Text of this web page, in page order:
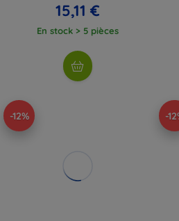
15,11 €
En stock > 5 pièces
-12% -